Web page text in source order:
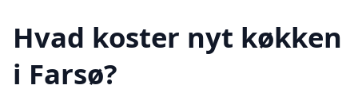
Hvad koster nyt køkken
i Farsø?